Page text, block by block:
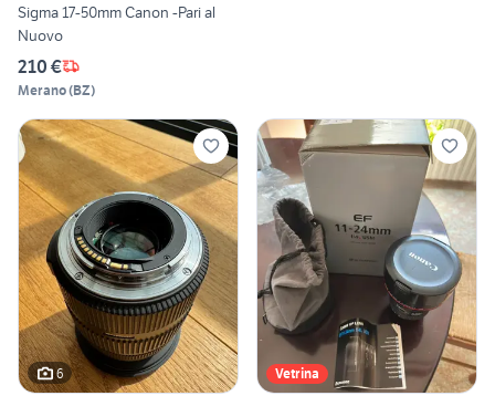
Sigma 17-50mm Canon -Pari al
Nuovo
210 €
Merano(BZ)
6 Vetrina